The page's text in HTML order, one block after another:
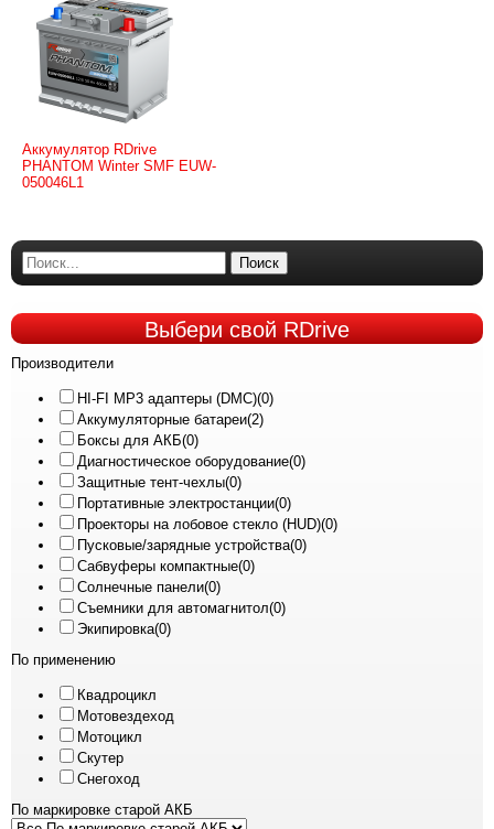
Аккумулятор RDrive
PHANTOM Winter SMF EUW-
050046L1
Поиск
Выберисвой RDrive
Производители
HI-FI MP3 адаптеры (DMC)(0)
Аккумуляторные батареи(2)
Боксы для АКБ(0)
Диагностическое оборудование(0)
Защитные тент-чехлы(0)
Портативные электростанции(0)
Проекторы на лобовое стекло (HUD)(0)
Пусковые/зарядные устройства(0)
Сабвуферы компактные(0)
Солнечные панели(0)
Съемники для автомагнитол(0)
Экипировка(0)
По применению
Квадроцикл
Мотовездеход
Мотоцикл
Скутер
Снегоход
По маркировке старой АКБ